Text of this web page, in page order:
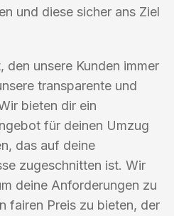
und diese sicher ans Ziel
den unsere Kunden immer
transparente und
bieten dir ein
für deinen Umzug
das auf deine
zugeschnitten ist. Wir
deine Anforderungen zu
fairen Preis zu bieten, der